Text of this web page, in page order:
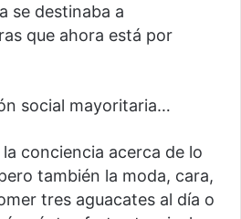
se destinaba a
que ahora está por
social mayoritaria…
conciencia acerca de lo
también la moda, cara,
tres aguacates al día o